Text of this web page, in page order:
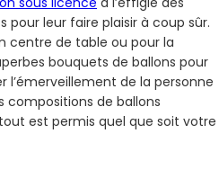
pour leur faire plaisir à coup sûr.
centre de table ou pour la
bouquets de ballons pour
l’émerveillement de la personne
compositions de ballons
est permis quel que soit votre